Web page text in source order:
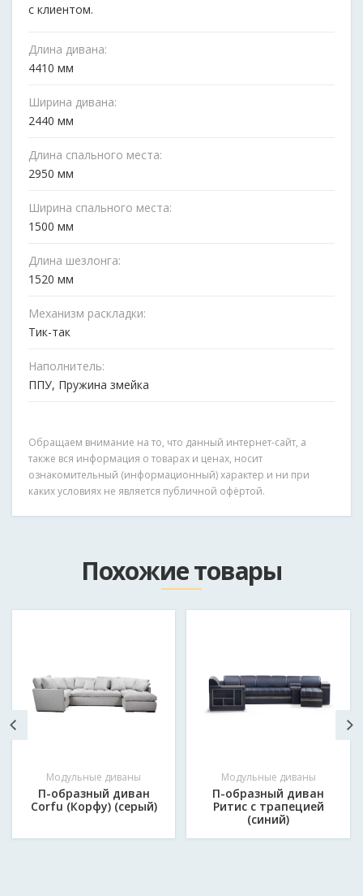
с клиентом.
Длина дивана:
4410 мм
Ширина дивана:
2440 мм
Длина спального места:
2950 мм
Ширина спального места:
1500 мм
Длина шезлонга:
1520 мм
Механизм раскладки:
Тик-так
Наполнитель:
ППУ, Пружина змейка
Обращаем внимание на то, что данный интернет-сайт, а
также вся информация о товарах и ценах, носит
ознакомительный (информационный) характер и ни при
каких условиях не является публичной офёртой.
Email
Мобильный телефон в формате 375**********
Похожие товары
Модульные диваны
П-образный диван
Corfu (Корфу) (серый)
Модульные диваны
П-образный диван
Ритис с трапецией
(синий)